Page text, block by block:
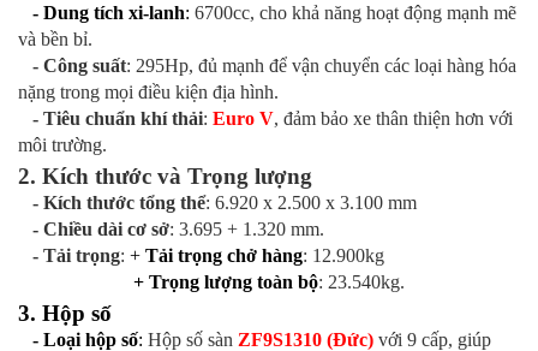
- Dung tích xi-lanh: 6700cc, cho khả năng hoạt động mạnh mẽ
và bền bỉ.
- Công suất: 295Hp, đủ mạnh để vận chuyển các loại hàng hóa
nặng trong mọi điều kiện địa hình.
- Tiêu chuẩn khí thải: Euro V, đảm bảo xe thân thiện hơn với
môi trường.
2. Kích thước và Trọng lượng
- Kích thước tổng thể: 6.920 x 2.500 x 3.100 mm
- Chiều dài cơ sở: 3.695 + 1.320 mm.
- Tải trọng: + Tải trọng chở hàng: 12.900kg
+ Trọng lượng toàn bộ: 23.540kg.
3. Hộp số
- Loại hộp số: Hộp số sàn ZF9S1310 (Đức) với 9 cấp, giúp